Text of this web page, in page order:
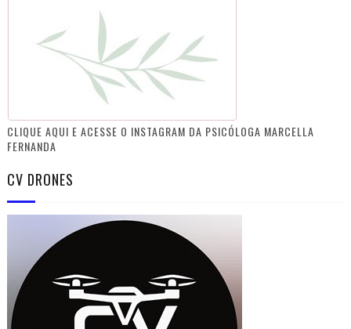
CLIQUE AQUI E ACESSE O INSTAGRAM DA PSICÓLOGA MARCELLA
FERNANDA
CV DRONES